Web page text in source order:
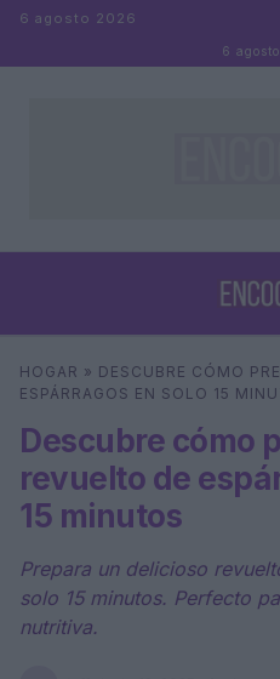
Saltar al contenido
6 agosto 2026
6
Buscar
HOGAR » DESCUBRE CÓMO
ESPÁRRAGOS EN SOLO 15
Descubre cómo
revuelto de
15 minutos
Prepara un delicioso
solo 15 minutos. Perfecto
nutritiva.